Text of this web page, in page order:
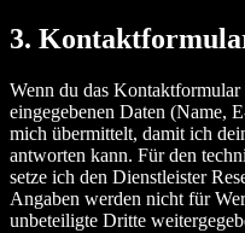
3.
Wenn du das
eingegebenen Daten (Name,
mich übermittelt, damit ich
antworten kann. Für den
setze ich den Dienstleister
Angaben werden nicht für
unbeteiligte Dritte